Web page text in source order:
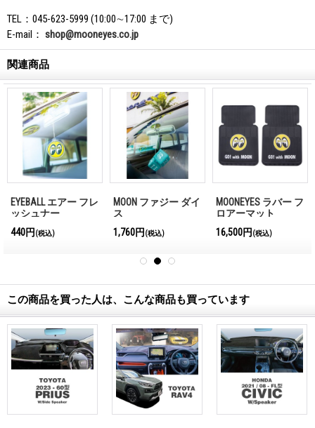
TEL：045-623-5999 (10:00∼17:00 まで)
E-mail： shop@mooneyes.co.jp
関連商品
EYEBALL エアー フレ
ッシュナー
440円 (税込)
MOON ファジー ダイ
ス
1,760円 (税込)
MOONEYES ラバー フ
ロアーマット
16,500円 (税込)
この商品を買った人は、こんな商品も買っています